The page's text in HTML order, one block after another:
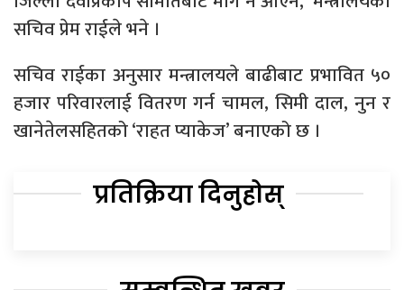
सचिव प्रेम राईले भने ।
सचिव राईका अनुसार मन्त्रालयले बाढीबाट प्रभावित ५०
हजार परिवारलाई वितरण गर्न चामल, सिमी दाल, नुन र
खानेतेलसहितको ‘राहत प्याकेज’ बनाएको छ ।
प्रतिक्रिया दिनुहोस्